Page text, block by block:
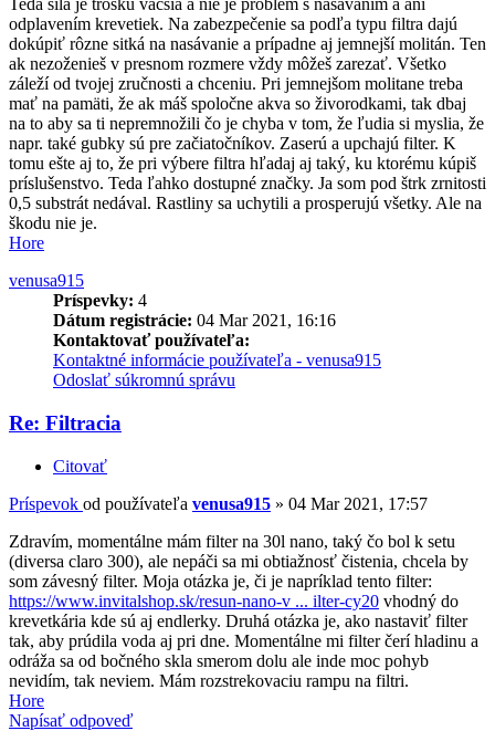
Teda sila je trošku väčšia a nie je problém s nasávaním a ani
odplavením krevetiek. Na zabezpečenie sa podľa typu filtra dajú
dokúpiť rôzne sitká na nasávanie a prípadne aj jemnejší molitán. Ten
ak nezoženieš v presnom rozmere vždy môžeš zarezať. Všetko
záleží od tvojej zručnosti a chceniu. Pri jemnejšom molitane treba
mať na pamäti, že ak máš spoločne akva so živorodkami, tak dbaj
na to aby sa ti nepremnožili čo je chyba v tom, že ľudia si myslia, že
napr. také gubky sú pre začiatočníkov. Zaserú a upchajú filter. K
tomu ešte aj to, že pri výbere filtra hľadaj aj taký, ku ktorému kúpiš
príslušenstvo. Teda ľahko dostupné značky. Ja som pod štrk zrnitosti
0,5 substrát nedával. Rastliny sa uchytili a prosperujú všetky. Ale na
škodu nie je.
Hore
venusa915
Príspevky: 4
Dátum registrácie: 04 Mar 2021, 16:16
Kontaktovať používateľa:
Kontaktné informácie používateľa - venusa915
Odoslať súkromnú správu
Re: Filtracia
Citovať
Príspevok od používateľa venusa915 » 04 Mar 2021, 17:57
Zdravím, momentálne mám filter na 30l nano, taký čo bol k setu
(diversa claro 300), ale nepáči sa mi obtiažnosť čistenia, chcela by
som závesný filter. Moja otázka je, či je napríklad tento filter:
https://www.invitalshop.sk/resun-nano-v ... ilter-cy20 vhodný do
krevetkária kde sú aj endlerky. Druhá otázka je, ako nastaviť filter
tak, aby prúdila voda aj pri dne. Momentálne mi filter čerí hladinu a
odráža sa od bočného skla smerom dolu ale inde moc pohyb
nevidím, tak neviem. Mám rozstrekovaciu rampu na filtri.
Hore
Napísať odpoveď